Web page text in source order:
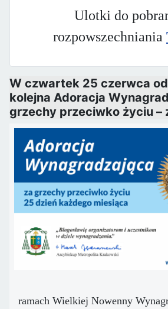
Ulotki do
rozpowszechniania
W czwartek 25 czerwca
kolejna Adoracja
grzechy przeciwko życiu –
ramach Wielkiej Nowenny